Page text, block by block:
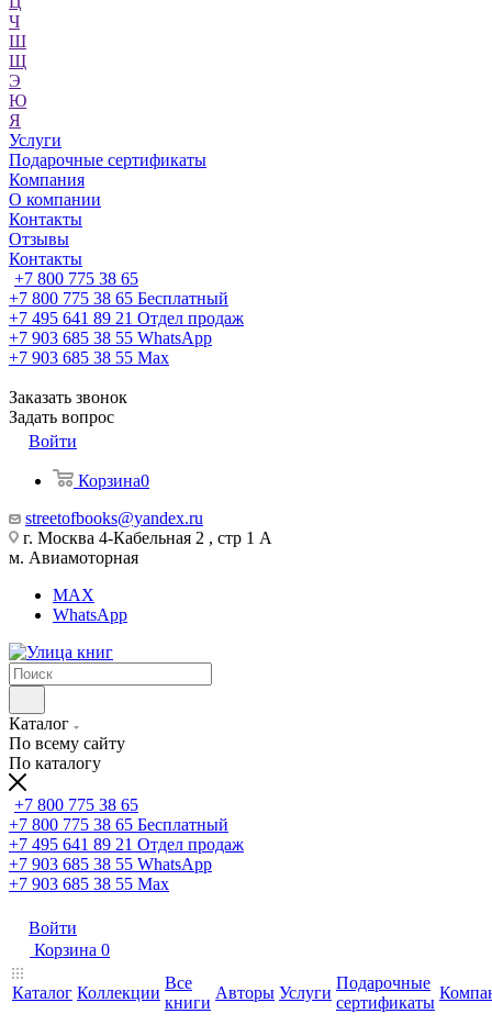
Ч
Ш
Щ
Э
Ю
Я
Услуги
Подарочные сертификаты
Компания
О компании
Контакты
Отзывы
Контакты
+7 800 775 38 65
+7 800 775 38 65 Бесплатный
+7 495 641 89 21 Отдел продаж
+7 903 685 38 55 WhatsApp
+7 903 685 38 55 Max
Заказать звонок
Задать вопрос
Войти
Корзина0
streetofbooks@yandex.ru
г. Москва 4-Кабельная 2 , стр 1 А
м. Авиамоторная
MAX
WhatsApp
Каталог
По всему сайту
По каталогу
+7 800 775 38 65
+7 800 775 38 65 Бесплатный
+7 495 641 89 21 Отдел продаж
+7 903 685 38 55 WhatsApp
+7 903 685 38 55 Max
Войти
Корзина 0
Каталог Коллекции
Все
книги
Авторы Услуги
Подарочные
сертификаты